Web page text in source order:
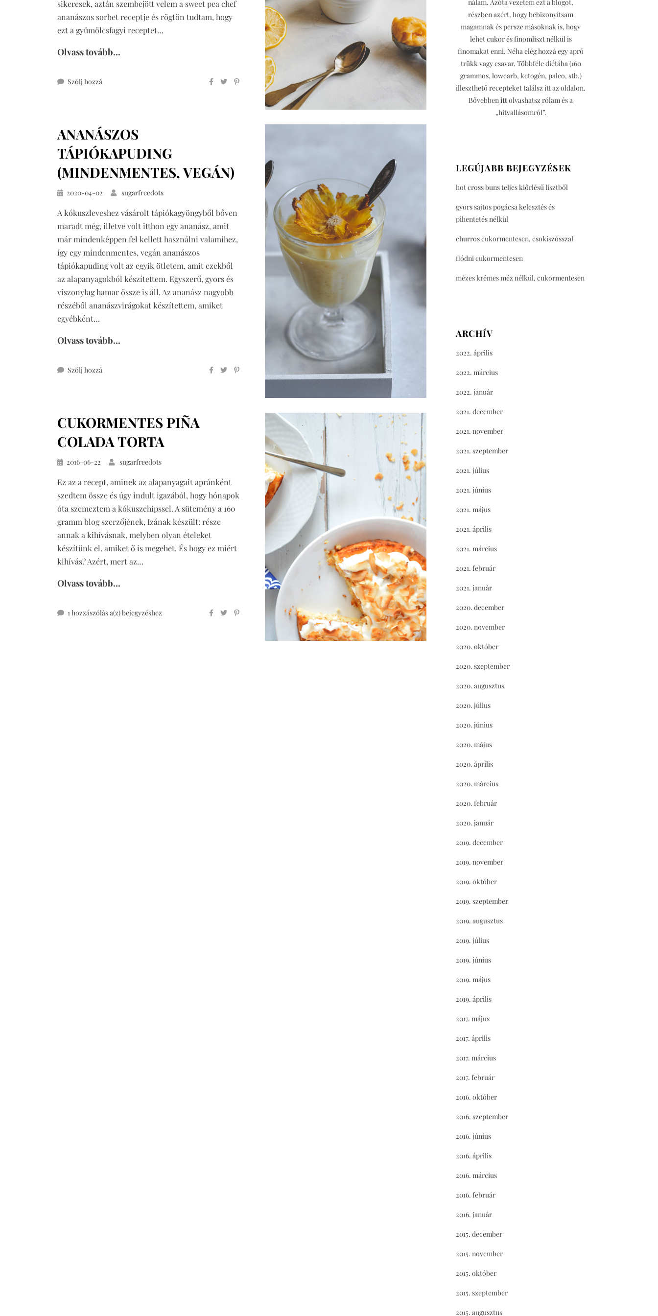
sikeresek, aztán szembejött velem a sweet pea chef
ananászos sorbet receptje és rögtön tudtam, hogy
ezt a gyümölcsfagyi receptet…
Olvass tovább...
Szólj hozzá
alatt,
2
hozzávalóból
(trópusi
fagyi)
ANANÁSZOS
TÁPIÓKAPUDING
(MINDENMENTES, VEGÁN)
Közzétéve
2020-04-02 sugarfreedots
A kókuszleveshez vásárolt tápiókagyöngyből bőven
maradt még, illetve volt itthon egy ananász, amit
már mindenképpen fel kellett használni valamihez,
így egy mindenmentes, vegán ananászos
tápiókapuding volt az egyik ötletem, amit ezekből
az alapanyagokból készítettem. Egyszerű, gyors és
viszonylag hamar össze is áll. Az ananász nagyobb
részéből ananászvirágokat készítettem, amiket
egyébként…
Olvass tovább...
Szólj hozzá
vegán)
CUKORMENTES PIÑA
COLADA TORTA
Közzétéve
2016-06-22 sugarfreedots
Ez az a recept, aminek az alapanyagait apránként
szedtem össze és úgy indult igazából, hogy hónapok
óta szemeztem a kókuszchipssel. A sütemény a 160
gramm blog szerzőjének, Izának készült: része
annak a kihívásnak, melyben olyan ételeket
készítünk el, amiket ő is megehet. És hogy ez miért
kihívás? Azért, mert az…
Olvass tovább...
1 hozzászólás a(z)cukormentes
bejegyzéshez
nálam. Azóta vezetem ezt a blogot,
részben azért, hogy bebizonyítsam
magamnak és persze másoknak is, hogy
lehet cukor és finomliszt nélkül is
finomakat enni. Néha elég hozzá egy apró
trükk vagy csavar. Többféle diétába (160
grammos, lowcarb, ketogén, paleo, stb.)
illeszthető recepteket találsz itt az oldalon.
Bővebbenittolvashatsz rólam és a
„hitvallásomról”.
LEGÚJABB BEJEGYZÉSEK
hot cross buns teljes kiőrlésű lisztből
gyors sajtos pogácsa kelesztés és
pihentetés nélkül
churros cukormentesen, csokiszósszal
flódni cukormentesen
mézes krémes méz nélkül, cukormentesen
ARCHÍV
2022. április
2022. március
2022. január
2021. december
2021. november
2021. szeptember
2021. július
2021. június
2021. május
2021. április
2021. március
2021. február
2021. január
2020. december
2020. november
2020. október
2020. szeptember
2020. augusztus
2020. július
2020. június
2020. május
2020. április
2020. március
2020. február
2020. január
2019. december
2019. november
2019. október
2019. szeptember
2019. augusztus
2019. július
2019. június
2019. május
2019. április
2017. május
2017. április
2017. március
2017. február
2016. október
2016. szeptember
2016. június
2016. április
2016. március
2016. február
2016. január
2015. december
2015. november
2015. október
2015. szeptember
2015. augusztus